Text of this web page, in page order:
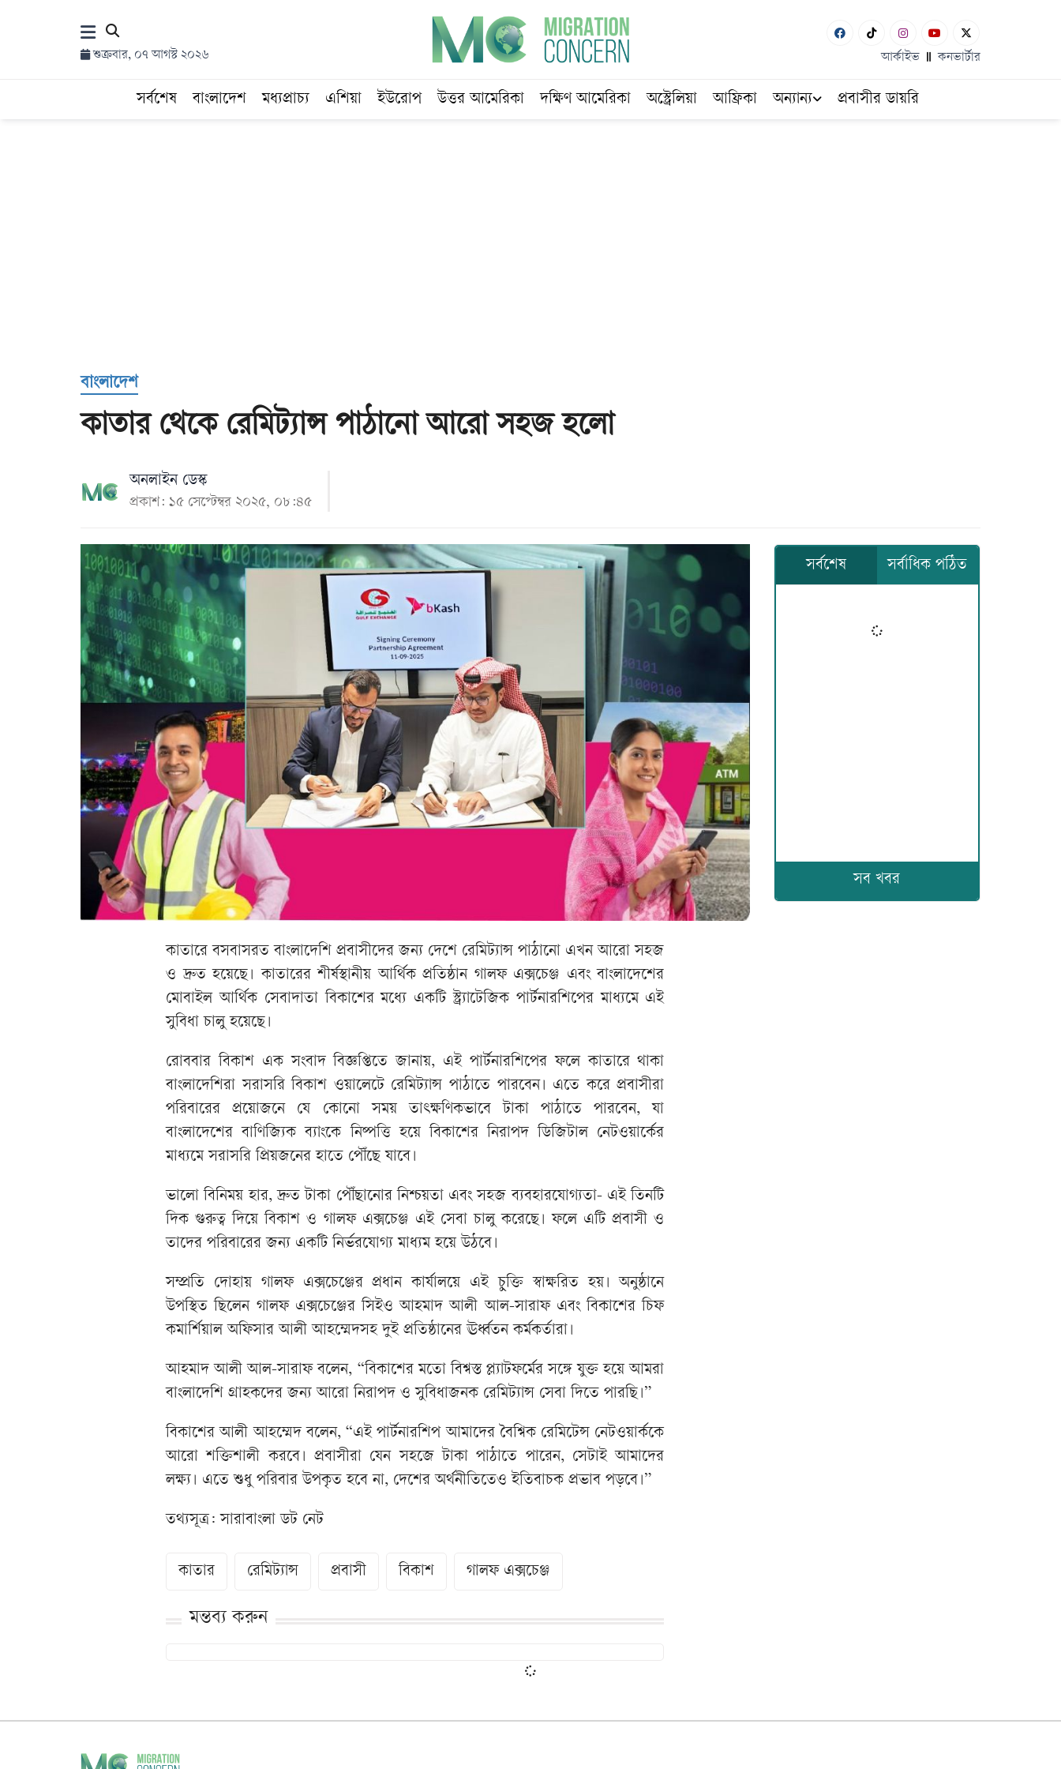
শুক্রবার, ০৭ আগস্ট ২০২৬ আর্কাইভ কনভার্টার
সর্বশেষ বাংলাদেশ মধ্যপ্রাচ্য এশিয়া ইউরোপ উত্তর আমেরিকা দক্ষিণ আমেরিকা অস্ট্রেলিয়া আফ্রিকা অন্যান্য প্রবাসীর ডায়রি
বাংলাদেশ
কাতার থেকে রেমিট্যান্স পাঠানো আরো সহজ হলো
অনলাইন ডেস্ক
প্রকাশ: ১৫ সেপ্টেম্বর ২০২৫, ০৮:৪৫
কাতারে বসবাসরত বাংলাদেশি প্রবাসীদের জন্য দেশে রেমিট্যান্স পাঠানো এখন আরো সহজ
ও দ্রুত হয়েছে। কাতারের শীর্ষস্থানীয় আর্থিক প্রতিষ্ঠান গালফ এক্সচেঞ্জ এবং বাংলাদেশের
মোবাইল আর্থিক সেবাদাতা বিকাশের মধ্যে একটি স্ট্র্যাটেজিক পার্টনারশিপের মাধ্যমে এই
সুবিধা চালু হয়েছে।
রোববার বিকাশ এক সংবাদ বিজ্ঞপ্তিতে জানায়, এই পার্টনারশিপের ফলে কাতারে থাকা
বাংলাদেশিরা সরাসরি বিকাশ ওয়ালেটে রেমিট্যান্স পাঠাতে পারবেন। এতে করে প্রবাসীরা
পরিবারের প্রয়োজনে যে কোনো সময় তাৎক্ষণিকভাবে টাকা পাঠাতে পারবেন, যা
বাংলাদেশের বাণিজ্যিক ব্যাংকে নিষ্পত্তি হয়ে বিকাশের নিরাপদ ডিজিটাল নেটওয়ার্কের
মাধ্যমে সরাসরি প্রিয়জনের হাতে পৌঁছে যাবে।
ভালো বিনিময় হার, দ্রুত টাকা পৌঁছানোর নিশ্চয়তা এবং সহজ ব্যবহারযোগ্যতা- এই তিনটি
দিক গুরুত্ব দিয়ে বিকাশ ও গালফ এক্সচেঞ্জ এই সেবা চালু করেছে। ফলে এটি প্রবাসী ও
তাদের পরিবারের জন্য একটি নির্ভরযোগ্য মাধ্যম হয়ে উঠবে।
সম্প্রতি দোহায় গালফ এক্সচেঞ্জের প্রধান কার্যালয়ে এই চুক্তি স্বাক্ষরিত হয়। অনুষ্ঠানে
উপস্থিত ছিলেন গালফ এক্সচেঞ্জের সিইও আহমাদ আলী আল-সারাফ এবং বিকাশের চিফ
কমার্শিয়াল অফিসার আলী আহম্মেদসহ দুই প্রতিষ্ঠানের ঊর্ধ্বতন কর্মকর্তারা।
আহমাদ আলী আল-সারাফ বলেন, “বিকাশের মতো বিশ্বস্ত প্ল্যাটফর্মের সঙ্গে যুক্ত হয়ে আমরা
বাংলাদেশি গ্রাহকদের জন্য আরো নিরাপদ ও সুবিধাজনক রেমিট্যান্স সেবা দিতে পারছি।”
বিকাশের আলী আহম্মেদ বলেন, “এই পার্টনারশিপ আমাদের বৈশ্বিক রেমিটেন্স নেটওয়ার্ককে
আরো শক্তিশালী করবে। প্রবাসীরা যেন সহজে টাকা পাঠাতে পারেন, সেটাই আমাদের
লক্ষ্য। এতে শুধু পরিবার উপকৃত হবে না, দেশের অর্থনীতিতেও ইতিবাচক প্রভাব পড়বে।”
তথ্যসূত্র: সারাবাংলা ডট নেট
কাতার রেমিট্যান্স প্রবাসী বিকাশ গালফ এক্সচেঞ্জ
মন্তব্য করুন
সর্বশেষ সর্বাধিক পঠিত
সব খবর